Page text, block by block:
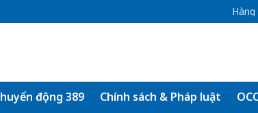
động 389 Chính sách & Pháp luật